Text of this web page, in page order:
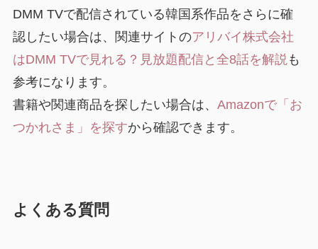
DMM TVで配信されている韓国系作品をさらに確
認したい場合は、関連サイトのアリバイ株式会社
はDMM TVで見れる？見放題配信と全8話を解説も
参考になります。
書籍や関連商品を探したい場合は、 Amazonで「お
つかれさま」を探すから確認できます。
よくある質問